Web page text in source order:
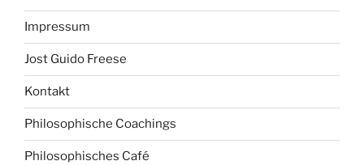
Impressum
Jost Guido Freese
Kontakt
Philosophische Coachings
Philosophisches Café